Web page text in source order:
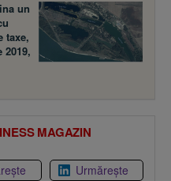
un
taxe,
MAGAZIN
Urmărește